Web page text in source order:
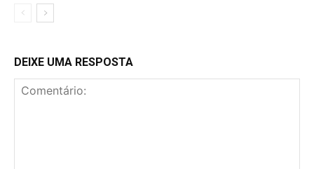
DEIXE UMA RESPOSTA